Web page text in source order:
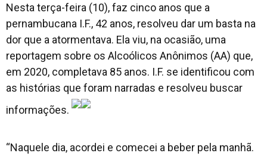
Nesta terça-feira (10), faz cinco anos que a
pernambucana I.F., 42 anos, resolveu dar um basta na
dor que a atormentava. Ela viu, na ocasião, uma
reportagem sobre os Alcoólicos Anônimos (AA) que,
em 2020, completava 85 anos. I.F. se identificou com
as histórias que foram narradas e resolveu buscar
informações.
“Naquele dia, acordei e comecei a beber pela manhã.